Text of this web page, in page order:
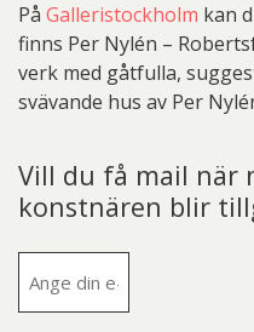
På Galleristockholm kan
finns Per Nylén –
verk med gåtfulla,
svävande hus av Per
Vill du få mail när
konstnären blir